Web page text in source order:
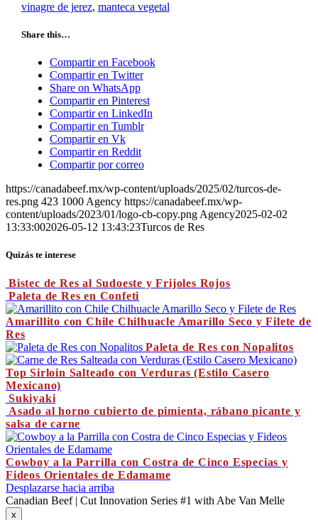
vinagre de jerez, manteca vegetal
Share this…
Compartir en Facebook
Compartir en Twitter
Share on WhatsApp
Compartir en Pinterest
Compartir en LinkedIn
Compartir en Tumblr
Compartir en Vk
Compartir en Reddit
Compartir por correo
https://canadabeef.mx/wp-content/uploads/2025/02/turcos-de-
res.png 423 1000 Agency https://canadabeef.mx/wp-
content/uploads/2023/01/logo-cb-copy.png Agency2025-02-02
13:33:002026-05-12 13:43:23Turcos de Res
Quizás te interese
Bistec de Res al Sudoeste y Frijoles Rojos
Paleta de Res en Confeti
Amarillito con Chile Chilhuacle Amarillo Seco y Filete de
Res
Paleta de Res con Nopalitos
Top Sirloin Salteado con Verduras (Estilo Casero
Mexicano)
Sukiyaki
Asado al horno cubierto de pimienta, rábano picante y
salsa de carne
Cowboy a la Parrilla con Costra de Cinco Especias y
Fideos Orientales de Edamame
Desplazarse hacia arriba
Canadian Beef | Cut Innovation Series #1 with Abe Van Melle
x